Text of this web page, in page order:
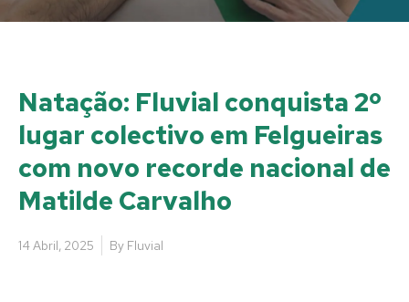
Natação: Fluvial conquista 2º
lugar colectivo em Felgueiras
com novo recorde nacional de
Matilde Carvalho
14 Abril, 2025 By Fluvial